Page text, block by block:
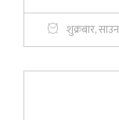
शुक्रबार,